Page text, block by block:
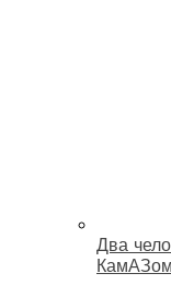
Два